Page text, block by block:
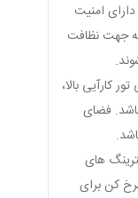
امنیت
جهت نظافت
کارآیی بالا،
فضای
های
کن برای